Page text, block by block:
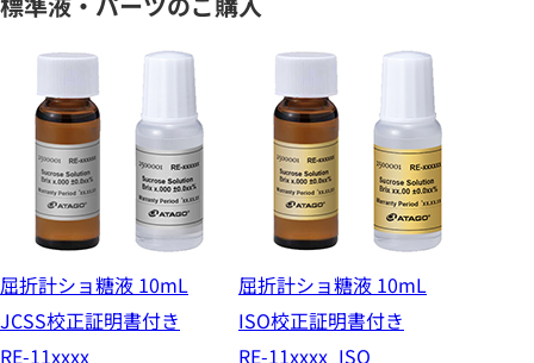
屈折計ショ糖液 10mL
JCSS校正証明書付き
RE-11xxxx
屈折計ショ糖液 10mL
ISO校正証明書付き
RE-11xxxx_ISO